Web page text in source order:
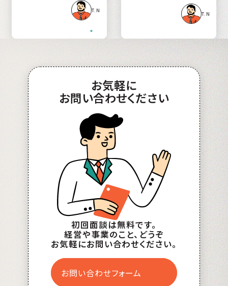
T.N T.N
お気軽に
お問い合わせください
初回面談は無料です。
経営や事業のこと、どうぞ
お気軽にお問い合わせください。
お問い合わせフォーム